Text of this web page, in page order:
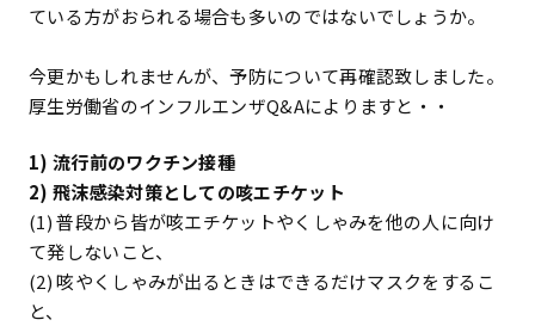
ている方がおられる場合も多いのではないでしょうか。
今更かもしれませんが、予防について再確認致しました。
厚生労働省のインフルエンザQ&Aによりますと・・
1) 流行前のワクチン接種
2) 飛沫感染対策としての咳エチケット
(1) 普段から皆が咳エチケットやくしゃみを他の人に向け
て発しないこと、
(2) 咳やくしゃみが出るときはできるだけマスクをするこ
と、